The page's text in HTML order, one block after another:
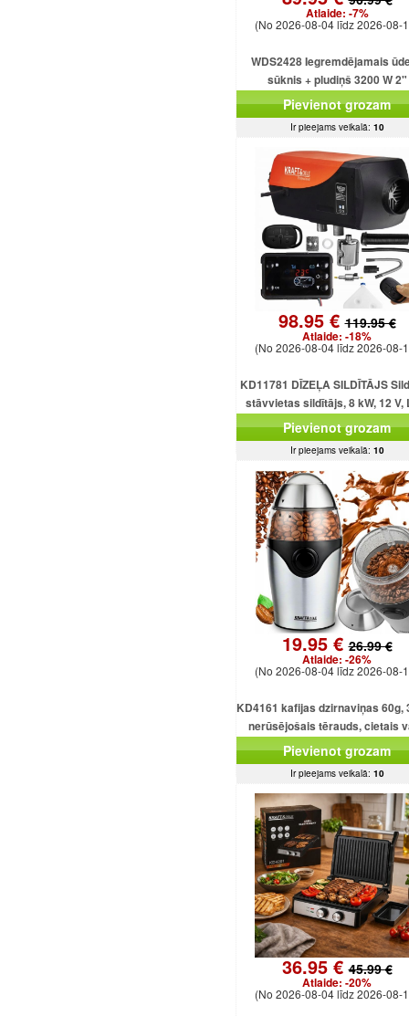
Atlaide: -7%
(No 2026-08-04 līdz 2026-08-
WDS2428 Iegremdējamais
sūknis + pludiņš 3200 W 2"
Pievienot grozam
Ir pieejams veikalā: 10
98.95 €119.95 €
Atlaide: -18%
(No 2026-08-04 līdz 2026-08-
KD11781 DĪZEĻA SILDĪTĀJS
stāvvietas sildītājs, 8 kW, 12 V,
displejs, tīmekļa pārlūkpr
Pievienot grozam
Ir pieejams veikalā: 10
19.95 €26.99 €
Atlaide: -26%
(No 2026-08-04 līdz 2026-08-
KD4161 kafijas dzirnaviņas 60g,
nerūsējošais tērauds, cietais
motors
Pievienot grozam
Ir pieejams veikalā: 10
36.95 €45.99 €
Atlaide: -20%
(No 2026-08-04 līdz 2026-08-